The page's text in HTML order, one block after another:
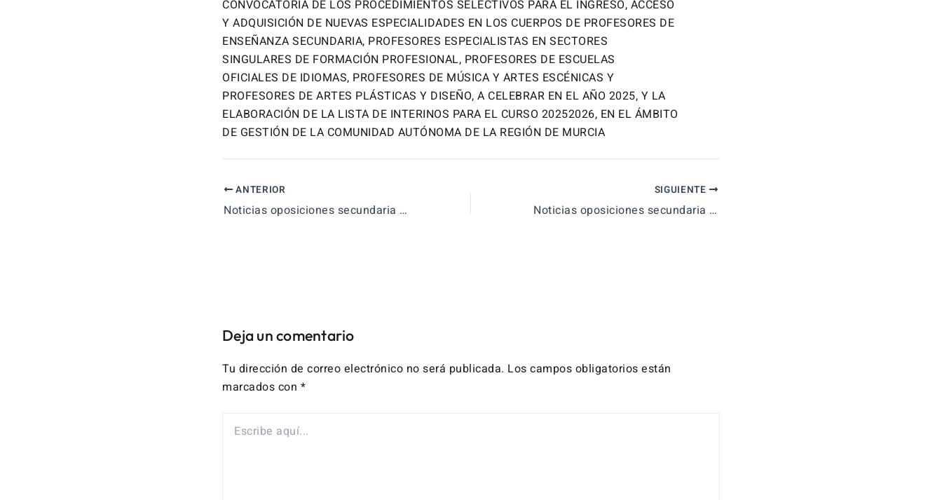
CONVOCATORIA DE LOS PROCEDIMIENTOS SELECTIVOS PARA EL INGRESO, ACCESO
Y ADQUISICIÓN DE NUEVAS ESPECIALIDADES EN LOS CUERPOS DE PROFESORES DE
ENSEÑANZA SECUNDARIA, PROFESORES ESPECIALISTAS EN SECTORES
SINGULARES DE FORMACIÓN PROFESIONAL, PROFESORES DE ESCUELAS
OFICIALES DE IDIOMAS, PROFESORES DE MÚSICA Y ARTES ESCÉNICAS Y
PROFESORES DE ARTES PLÁSTICAS Y DISEÑO, A CELEBRAR EN EL AÑO 2025, Y LA
ELABORACIÓN DE LA LISTA DE INTERINOS PARA EL CURSO 20252026, EN EL ÁMBITO
DE GESTIÓN DE LA COMUNIDAD AUTÓNOMA DE LA REGIÓN DE MURCIA
ANTERIOR
Noticias oposiciones secundaria CyL 2025
SIGUIENTE
Noticias oposiciones secundaria 2025 en Canarias y 2027 en Murcia
Deja un comentario
Tu dirección de correo electrónico no será publicada. Los campos obligatorios están
marcados con *
AQUÍ...